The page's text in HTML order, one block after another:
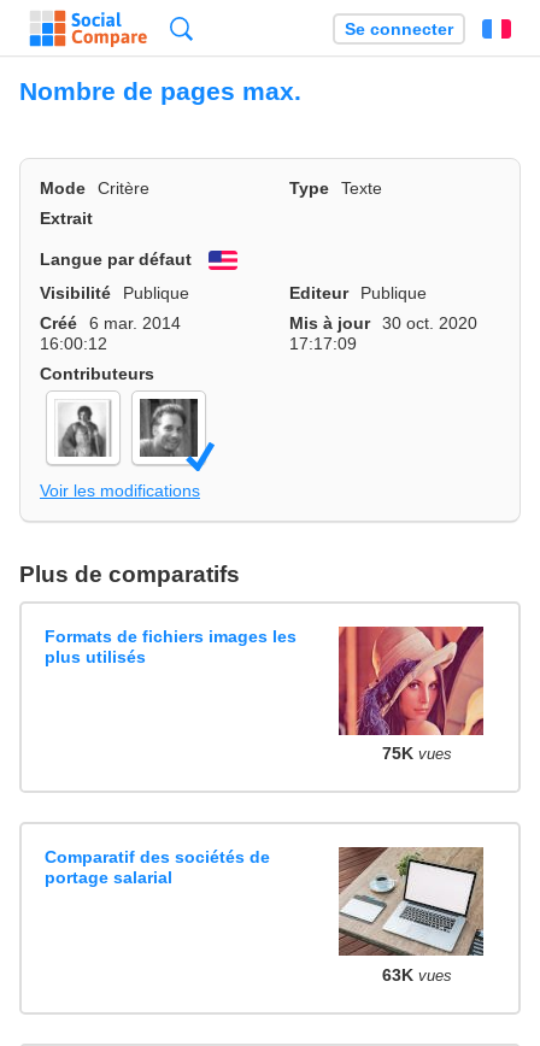
Se connecter
Nombre de pages max.
Mode Critère Type
Texte
Extrait
Langue par défaut
English
Visibilité
Publique Editeur
Publique
Créé
6 mar. 2014
16:00:12
Mis à jour
30 oct. 2020
17:17:09
Contributeurs
Voir les modifications
Plus de comparatifs
Formats de fichiers images les
plus utilisés
75K vues
Comparatif des sociétés de
portage salarial
63K vues